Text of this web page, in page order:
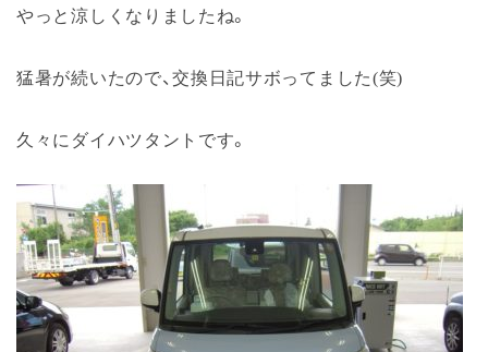
やっと涼しくなりましたね。
猛暑が続いたので、交換日記サボってました(笑)
久々にダイハツタントです。